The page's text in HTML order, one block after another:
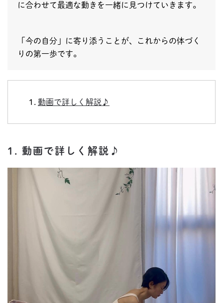
に合わせて最適な動きを一緒に見つけていきます。
「今の自分」に寄り添うことが、これからの体づく
りの第一歩です。
動画で詳しく解説♪
1. 動画で詳しく解説♪